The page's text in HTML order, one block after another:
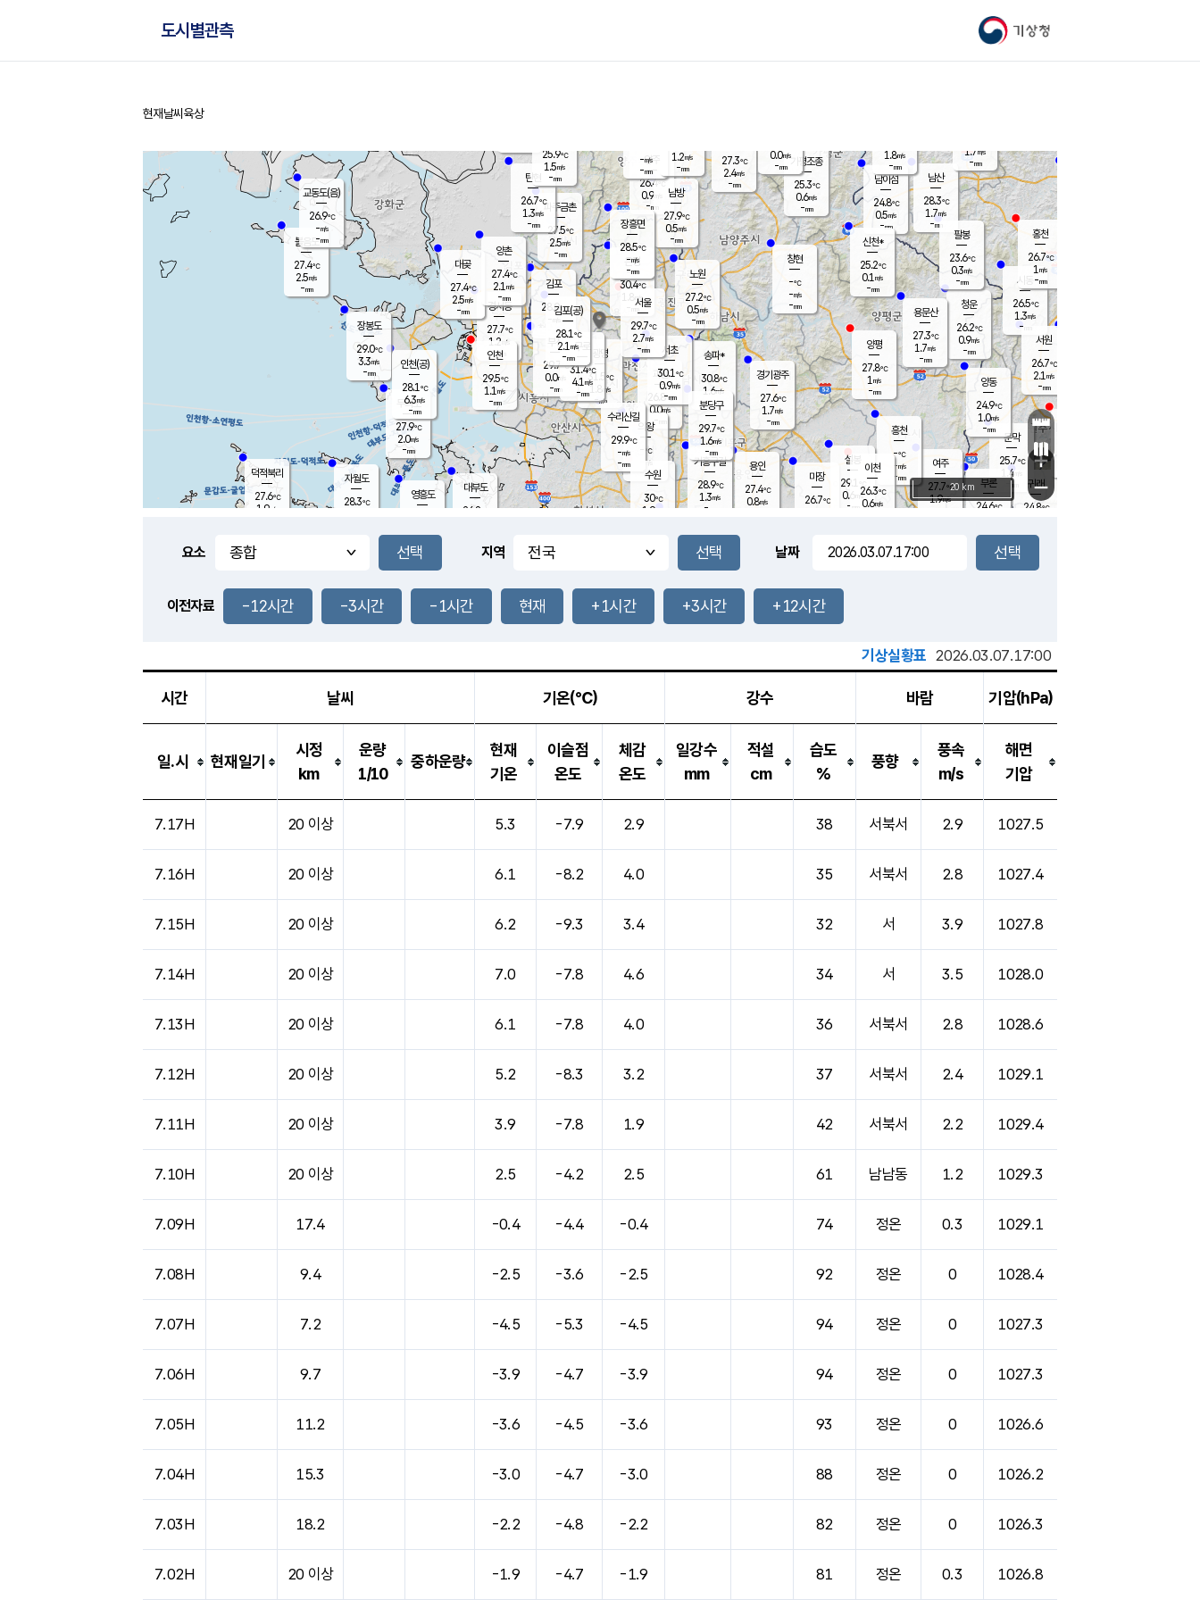
기상청
도시별관측
홈
현재날씨 육상
풍도
0.6m/s
문막
25.7℃
1.4m/s
mm
남이섬
24.8℃
0.5m/s
-mm
무의도
27.9℃
2.0m/s
-mm
영흥도
볼음도
27.4℃
2.5m/s
-mm
자월도
28.3℃
양주
26.4℃
0.9
-mm
부론
24.6℃
과천
26.8℃
0.0m/s
- mm
남산
28.3℃
1.7m/s
-mm
장봉도
29.0℃
3.3m/s
-mm
-mm
청운
26.2℃
0.9m/s
-mm
팔봉
23.6℃
0.3m/s
-mm
-mm
용인
27.4℃
0.8m/s
여주
27.7℃
1.9m/s
양동
24.9℃
1.0m/s
-mm
경기광주
27.6℃
1.7m/s
-mm
장호원
1.8m/s
-mm
27.5
℃
대부도
26.8
-
경서동
27.7℃
1.2 m/s
-mm
파주금촌
27.5℃
2.5m/s
-mm
가평조종
25.3℃
0.6m/s
-mm
27.3℃
2.4m/s
-mm
대곶
27.4℃
2.5m/s
-mm
신천*
25.2℃
0.1 m/s
-mm
창현
-℃
-m/s
-mm
탄현
26.7℃
1.3m/s
-mm
0.0m/s
-mm
30.1℃
0.9m/s
-mm
흥천
-℃
-m/s
-mm
마장
26.7℃
의왕
- ℃
m/s
mm
김포
28.0℃
-m/s
mm
설봉
29.1
0.6 m/s
- mm
광명
31.5 ℃
1.8 m/s
-mm
부천
29.7℃
0.0m/s
-mm
-mm
양촌
27.4℃
2.1 m/s
-mm
구로
31.4℃
4.1 m/s
-mm
은평
30.4℃
1.8 m/s
- mm
노원
27.2℃
0.5m/s
-mm
송파*
30.8℃
1.6m/s
-mm
서초
30.1℃
0.9m/s
-mm
남방
27.9℃
0.5m/s
-mm
기흥구갈
28.9℃
1.3m/s
-
수리산길
29.9℃
-m/s
-mm
분당구
29.7℃
1.6m/s
-mm
장흥면
28.5℃
-m/s
-mm
-m/s
-mm
시동
26.5℃
1.3m/s
- mm
귀래
24.8℃
서원
26.7℃
2.1 m/s
-mm
용문산
27.3℃
1.7m/s
-mm
덕적북리
27.6℃
1.9m/s
인천(공)
28.1℃
6.3m/s
-mm
김포(공)
28.1℃
2.1 m/s
-mm
교동도(음)
26.9℃
-m/s
-mm
홍천
26.7℃
1 m/s
-mm
이천
26.3℃
0.6m/s
양평
27.8℃
1 m/s
-mm
수원
30℃
1.9m/s
인천
29.5℃
1.1 m/s
-mm
서울
29.7℃
2.7m/s
-mm
1.7 m/s
-mm
25.9℃
1.5m/s
-mm
1.2m/s
-mm
+
−
20 km
요소 지역 날짜
이전자료 -12시간 -3시간 -1시간 현재 +1시간 +3시간 +12시간
기상실황표 2026.03.07.17:00
시간 날씨 기온(℃) 강수 바람 기압(hPa)
일.시 현재일기
시정
km
운량
1/10
중하운량
현재
기온
이슬점
온도
체감
온도
일강수
mm
적설
cm
습도
%
풍향
풍속
m/s
해면
기압
7.17H 20 이상 5.3 -7.9 2.9 38 서북서 2.9 1027.5
7.16H 20 이상 6.1 -8.2 4.0 35 서북서 2.8 1027.4
7.15H 20 이상 6.2 -9.3 3.4 32 서 3.9 1027.8
7.14H 20 이상 7.0 -7.8 4.6 34 서 3.5 1028.0
7.13H 20 이상 6.1 -7.8 4.0 36 서북서 2.8 1028.6
7.12H 20 이상 5.2 -8.3 3.2 37 서북서 2.4 1029.1
7.11H 20 이상 3.9 -7.8 1.9 42 서북서 2.2 1029.4
7.10H 20 이상 2.5 -4.2 2.5 61 남남동 1.2 1029.3
7.09H 17.4 -0.4 -4.4 -0.4 74 정온 0.3 1029.1
7.08H 9.4 -2.5 -3.6 -2.5 92 정온 0 1028.4
7.07H 7.2 -4.5 -5.3 -4.5 94 정온 0 1027.3
7.06H 9.7 -3.9 -4.7 -3.9 94 정온 0 1027.3
7.05H 11.2 -3.6 -4.5 -3.6 93 정온 0 1026.6
7.04H 15.3 -3.0 -4.7 -3.0 88 정온 0 1026.2
7.03H 18.2 -2.2 -4.8 -2.2 82 정온 0 1026.3
7.02H 20 이상 -1.9 -4.7 -1.9 81 정온 0.3 1026.8